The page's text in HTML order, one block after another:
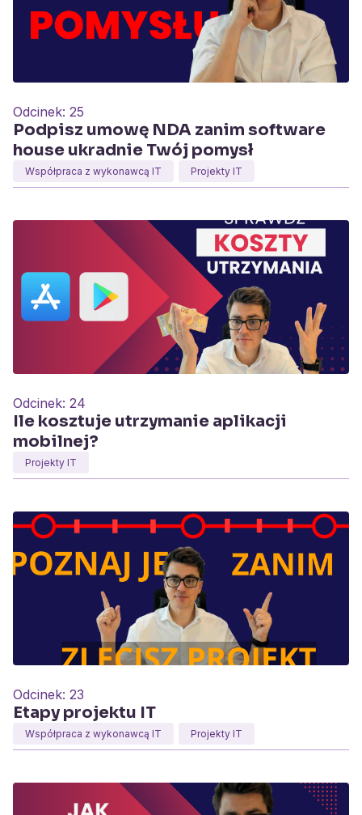
Odcinek: 25
Podpisz umowę NDA zanim software
house ukradnie Twój pomysł
Współpraca z wykonawcą IT Projekty IT
Odcinek: 24
Ile kosztuje utrzymanie aplikacji
mobilnej?
Projekty IT
Odcinek: 23
Etapy projektu IT
Współpraca z wykonawcą IT Projekty IT